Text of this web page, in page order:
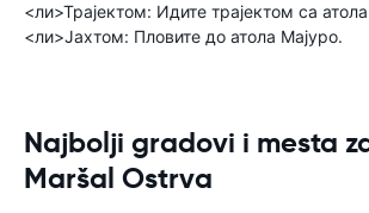
<ли>Трајектом: Идите трајектом са
<ли>Јахтом: Пловите до атола Мајуро.
Najbolji gradovi i mesta
Maršal Ostrva